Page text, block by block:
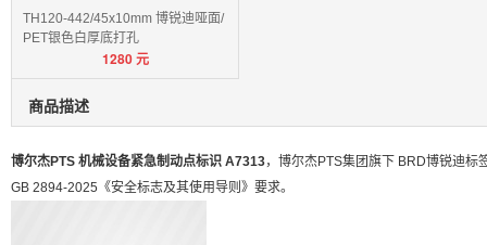
TH120-442/45x10mm 博锐迪哑面/
PET银色白厚底打孔
1280元
商品描述
博尔杰PTS 机械设备紧急制动点标识 A7313，博尔杰PTS集团旗下 BRD博锐迪
GB 2894-2025《安全标志及其使用导则》要求。